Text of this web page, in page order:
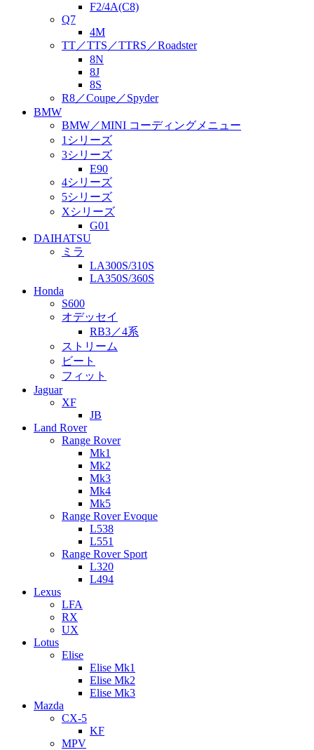
F2/4A(C8)
Q7
4M
TT／TTS／TTRS／Roadster
8N
8J
8S
R8／Coupe／Spyder
BMW
BMW／MINI コーディングメニュー
1シリーズ
3シリーズ
E90
4シリーズ
5シリーズ
Xシリーズ
G01
DAIHATSU
ミラ
LA300S/310S
LA350S/360S
Honda
S600
オデッセイ
RB3／4系
ストリーム
ビート
フィット
Jaguar
XF
JB
Land Rover
Range Rover
Mk1
Mk2
Mk3
Mk4
Mk5
Range Rover Evoque
L538
L551
Range Rover Sport
L320
L494
Lexus
LFA
RX
UX
Lotus
Elise
Elise Mk1
Elise Mk2
Elise Mk3
Mazda
CX-5
KF
MPV